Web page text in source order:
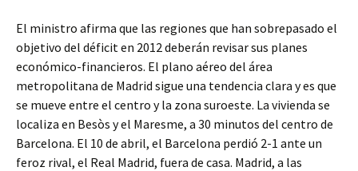
El ministro afirma que las regiones que han sobrepasado el
objetivo del déficit en 2012 deberán revisar sus planes
económico-financieros. El plano aéreo del área
metropolitana de Madrid sigue una tendencia clara y es que
se mueve entre el centro y la zona suroeste. La vivienda se
localiza en Besòs y el Maresme, a 30 minutos del centro de
Barcelona. El 10 de abril, el Barcelona perdió 2-1 ante un
feroz rival, el Real Madrid, fuera de casa. Madrid, a las